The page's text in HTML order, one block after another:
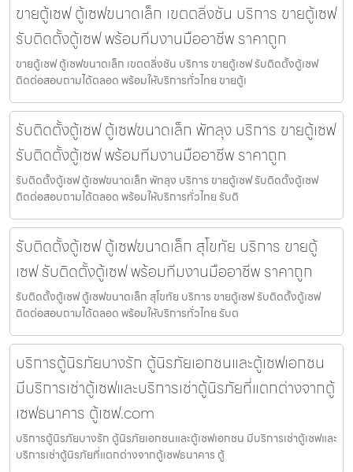
ขายตู้เซฟ ตู้เซฟขนาดเล็ก เขตตลิ่งชัน บริการ ขายตู้เซฟ
รับติดตั้งตู้เซฟ พร้อมทีมงานมืออาชีพ ราคาถูก
ขายตู้เซฟ ตู้เซฟขนาดเล็ก เขตตลิ่งชัน บริการ ขายตู้เซฟ รับติดตั้งตู้เซฟ
ติดต่อสอบถามได้ตลอด พร้อมให้บริการทั่วไทย ขายตู้เ
รับติดตั้งตู้เซฟ ตู้เซฟขนาดเล็ก พัทลุง บริการ ขายตู้เซฟ
รับติดตั้งตู้เซฟ พร้อมทีมงานมืออาชีพ ราคาถูก
รับติดตั้งตู้เซฟ ตู้เซฟขนาดเล็ก พัทลุง บริการ ขายตู้เซฟ รับติดตั้งตู้เซฟ
ติดต่อสอบถามได้ตลอด พร้อมให้บริการทั่วไทย รับติ
รับติดตั้งตู้เซฟ ตู้เซฟขนาดเล็ก สุโขทัย บริการ ขายตู้
เซฟ รับติดตั้งตู้เซฟ พร้อมทีมงานมืออาชีพ ราคาถูก
รับติดตั้งตู้เซฟ ตู้เซฟขนาดเล็ก สุโขทัย บริการ ขายตู้เซฟ รับติดตั้งตู้เซฟ
ติดต่อสอบถามได้ตลอด พร้อมให้บริการทั่วไทย รับต
บริการตู้นิรภัยบางรัก ตู้นิรภัยเอกชนและตู้เซฟเอกชน
มีบริการเช่าตู้เซฟและบริการเช่าตู้นิรภัยที่แตกต่างจากตู้
เซฟธนาคาร ตู้เซฟ.com
บริการตู้นิรภัยบางรัก ตู้นิรภัยเอกชนและตู้เซฟเอกชน มีบริการเช่าตู้เซฟและ
บริการเช่าตู้นิรภัยที่แตกต่างจากตู้เซฟธนาคาร ตู้